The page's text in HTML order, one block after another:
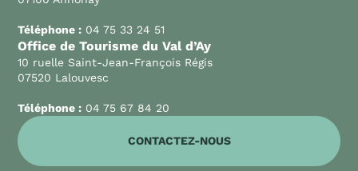
Téléphone : 04 75 33 24 51
Office de Tourisme du Val d’Ay
10 ruelle Saint-Jean-François Régis
07520 Lalouvesc
Téléphone : 04 75 67 84 20
CONTACTEZ-NOUS